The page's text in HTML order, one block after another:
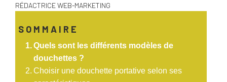
RÉDACTRICE WEB-MARKETING
SOMMAIRE
Quels sont les différents modèles de
douchettes ?
Choisir une douchette portative selon ses